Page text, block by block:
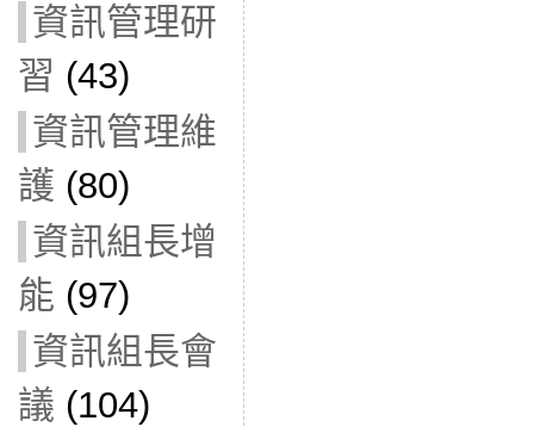
資訊管理研
習 (43)
資訊管理維
護 (80)
資訊組長增
能 (97)
資訊組長會
議 (104)